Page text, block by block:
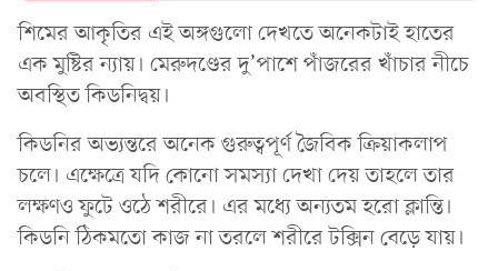
শিমের আকৃতির এই অঙ্গগুলো দেখতে অনেকটাই হাতের
এক মুষ্টির ন্যায়। মেরুদণ্ডের দু’পাশে পাঁজরের খাঁচার নীচে
অবস্থিত কিডনিদ্বয়।
কিডনির অভ্যন্তরে অনেক গুরুত্বপূর্ণ জৈবিক ক্রিয়াকলাপ
চলে। এক্ষেত্রে যদি কোনো সমস্যা দেখা দেয় তাহলে তার
লক্ষণও ফুটে ওঠে শরীরে। এর মধ্যে অন্যতম হরো ক্লান্তি।
কিডনি ঠিকমতো কাজ না তরলে শরীরে টক্সিন বেড়ে যায়।